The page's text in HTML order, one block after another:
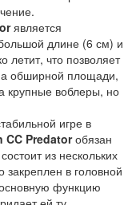
является
длине (6 см) и
летит, что позволяет
обширной площади,
крупные воблеры, но
игре в
CC Predatorобязан
из нескольких
в головной
функцию